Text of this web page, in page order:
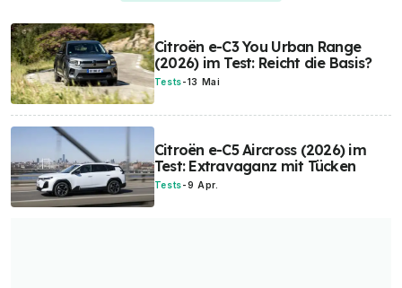
Citroën e-C3 You Urban Range
(2026) im Test: Reicht die Basis?
Tests-13 Mai
Citroën e-C5 Aircross (2026) im
Test: Extravaganz mit Tücken
Tests-9 Apr.